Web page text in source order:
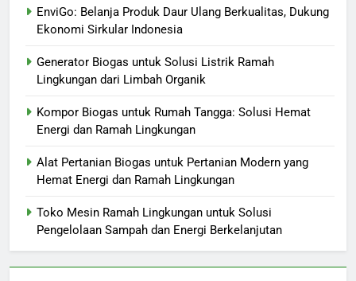
EnviGo: Belanja Produk Daur Ulang Berkualitas, Dukung
Ekonomi Sirkular Indonesia
Generator Biogas untuk Solusi Listrik Ramah
Lingkungan dari Limbah Organik
Kompor Biogas untuk Rumah Tangga: Solusi Hemat
Energi dan Ramah Lingkungan
Alat Pertanian Biogas untuk Pertanian Modern yang
Hemat Energi dan Ramah Lingkungan
Toko Mesin Ramah Lingkungan untuk Solusi
Pengelolaan Sampah dan Energi Berkelanjutan